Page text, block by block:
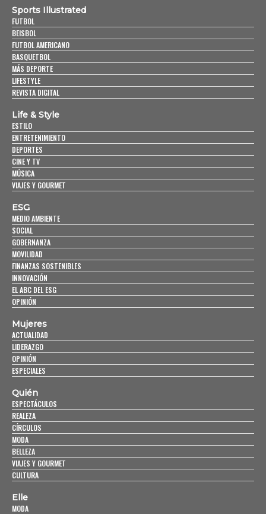
Sports Illustrated
FUTBOL
BEISBOL
FUTBOL AMERICANO
BASQUETBOL
MÁS DEPORTE
LIFESTYLE
REVISTA DIGITAL
Life & Style
ESTILO
ENTRETENIMIENTO
DEPORTES
CINE Y TV
MÚSICA
VIAJES Y GOURMET
ESG
MEDIO AMBIENTE
SOCIAL
GOBERNANZA
MOVILIDAD
FINANZAS SOSTENIBLES
INNOVACIÓN
EL ABC DEL ESG
OPINIÓN
Mujeres
ACTUALIDAD
LIDERAZGO
OPINIÓN
ESPECIALES
Quién
ESPECTÁCULOS
REALEZA
CÍRCULOS
MODA
BELLEZA
VIAJES Y GOURMET
CULTURA
Elle
MODA